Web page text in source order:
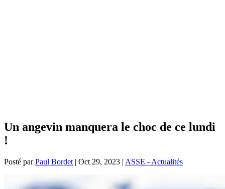
Un angevin manquera le choc de ce lundi
!
Posté parPaul Bordet | Oct 29, 2023 | ASSE - Actualités